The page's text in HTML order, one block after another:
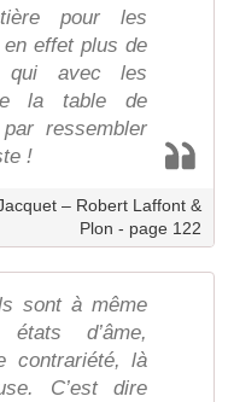
pour les
effet plus de
qui avec les
la table de
ressembler
!
– Robert Laffont &
Plon - page 122
sont à même
d’âme,
contrariété, là
C’est dire